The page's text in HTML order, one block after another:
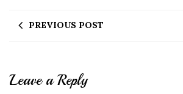
PREVIOUS POST
Leave a Reply